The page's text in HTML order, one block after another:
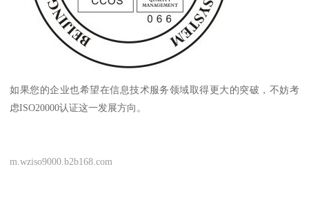
如果您的企业也希望在信息技术服务领域取得更大的突破，不妨考
虑ISO20000认证这一发展方向。
m.wziso9000.b2b168.com